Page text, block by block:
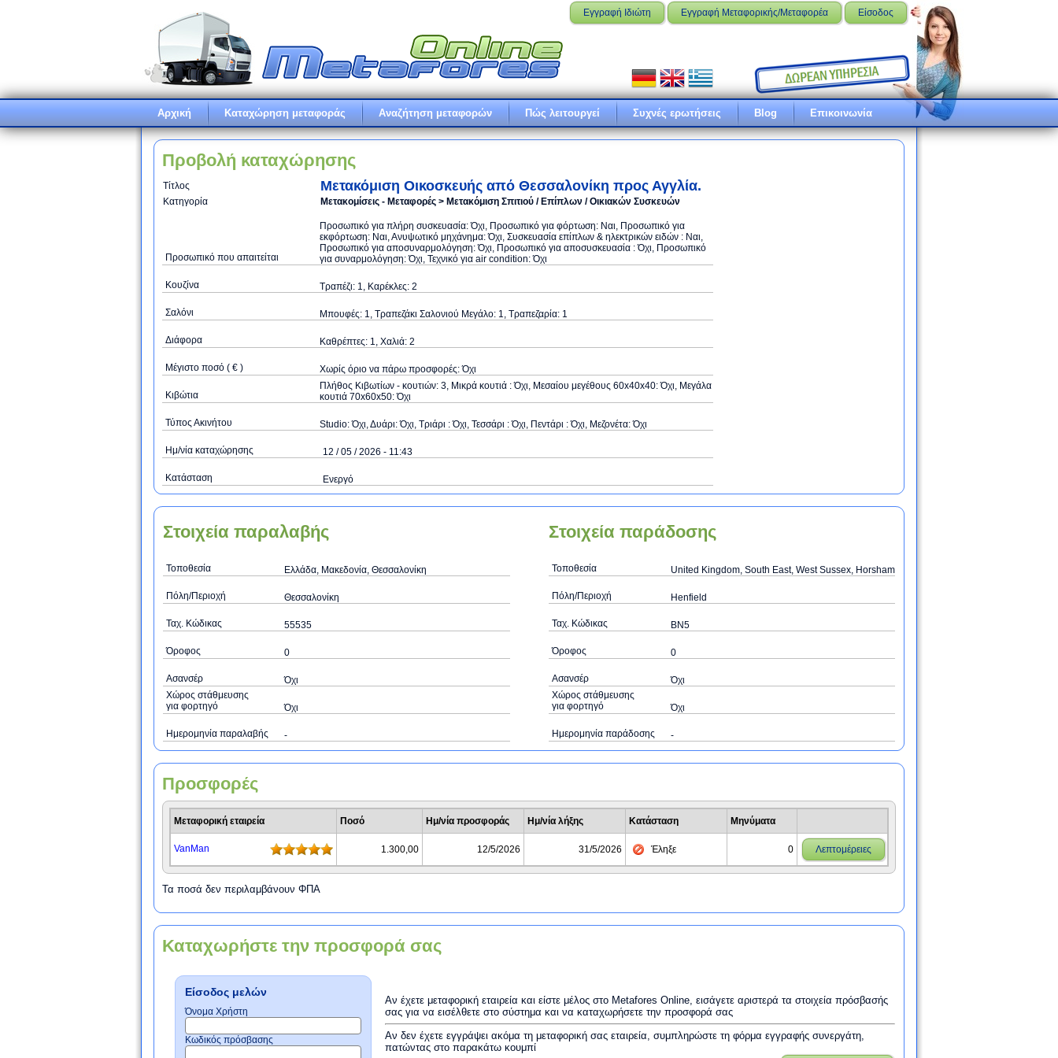
Εγγραφή Ιδιώτη Εγγραφή Μεταφορικής/Μεταφορέα Είσοδος
Αρχική Καταχώρηση μεταφοράς Αναζήτηση μεταφορών Πώς λειτουργεί Συχνές ερωτήσεις Blog Επικοινωνία
Προβολή καταχώρησης
Τίτλος Μετακόμιση Οικοσκευής από Θεσσαλονίκη προς Αγγλία.
Κατηγορία Μετακομίσεις - Μεταφορές > Μετακόμιση Σπιτιού / Επίπλων / Οικιακών Συσκευών
Προσωπικό που απαιτείται
Προσωπικό για πλήρη συσκευασία: Όχι, Προσωπικό για φόρτωση: Ναι, Προσωπικό για
εκφόρτωση: Ναι, Ανυψωτικό μηχάνημα: Όχι, Συσκευασία επίπλων & ηλεκτρικών ειδών : Ναι,
Προσωπικό για αποσυναρμολόγηση: Όχι, Προσωπικό για αποσυσκευασία : Όχι, Προσωπικό
για συναρμολόγηση: Όχι, Τεχνικό για air condition: Όχι
Κουζίνα Τραπέζι: 1, Καρέκλες: 2
Σαλόνι Μπουφές: 1, Τραπεζάκι Σαλονιού Μεγάλο: 1, Τραπεζαρία: 1
Διάφορα Καθρέπτες: 1, Χαλιά: 2
Μέγιστο ποσό ( € ) Xωρίς όριο να πάρω προσφορές: Όχι
Κιβώτια
Πλήθος Κιβωτίων - κουτιών: 3, Μικρά κουτιά : Όχι, Μεσαίου μεγέθους 60x40x40: Όχι, Μεγάλα
κουτιά 70x60x50: Όχι
Τύπος Ακινήτου Studio: Όχι, Δυάρι: Όχι, Τριάρι : Όχι, Τεσσάρι : Όχι, Πεντάρι : Όχι, Μεζονέτα: Όχι
Ημ/νία καταχώρησης 12 / 05 / 2026 - 11:43
Κατάσταση Ενεργό
Στοιχεία παραλαβής
Τοποθεσία Ελλάδα, Μακεδονία, Θεσσαλονίκη
Πόλη/Περιοχή Θεσσαλονίκη
Ταχ. Κώδικας 55535
Όροφος 0
Ασανσέρ
Όχι
Χώρος στάθμευσης
για φορτηγό
Όχι
Ημερομηνία παραλαβής -
Στοιχεία παράδοσης
Τοποθεσία United Kingdom, South East, West Sussex, Horsham
Πόλη/Περιοχή Henfield
Ταχ. Κώδικας BN5
Όροφος 0
Ασανσέρ
Όχι
Χώρος στάθμευσης
για φορτηγό
Όχι
Ημερομηνία παράδοσης -
Προσφορές
Μεταφορική εταιρεία Ποσό Ημ/νία προσφοράς Ημ/νία λήξης Κατάσταση Μηνύματα
VanMan 1.300,00 12/5/2026 31/5/2026 Έληξε 0 Λεπτομέρειες
Τα ποσά δεν περιλαμβάνουν ΦΠΑ
Καταχωρήστε την προσφορά σας
Είσοδος μελών
Όνομα Χρήστη
Κωδικός πρόσβασης
Αν έχετε μεταφορική εταιρεία και είστε μέλος στο Metafores Online, εισάγετε αριστερά τα στοιχεία πρόσβασής
σας για να εισέλθετε στο σύστημα και να καταχωρήσετε την προσφορά σας
Αν δεν έχετε εγγράψει ακόμα τη μεταφορική σας εταιρεία, συμπληρώστε τη φόρμα εγγραφής συνεργάτη,
πατώντας στο παρακάτω κουμπί